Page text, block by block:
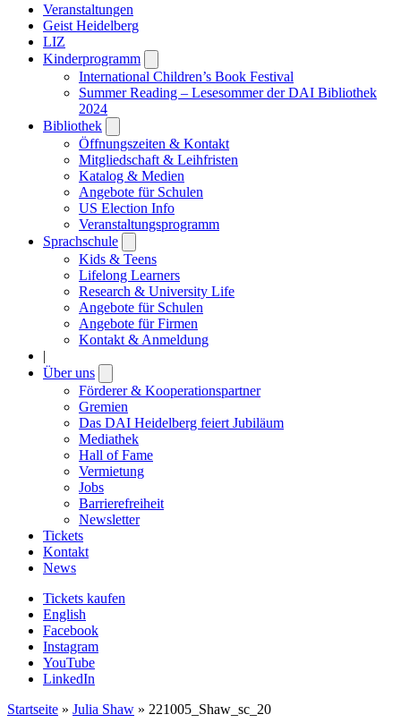
Veranstaltungen
Geist Heidelberg
LIZ
Kinderprogramm
submenu
International Children’s Book Festival
Summer Reading – Lesesommer der DAI Bibliothek
2024
Bibliothek
submenu
Öffnungszeiten & Kontakt
Mitgliedschaft & Leihfristen
Katalog & Medien
Angebote für Schulen
US Election Info
Veranstaltungsprogramm
Sprachschule
submenu
Kids & Teens
Lifelong Learners
Research & University Life
Angebote für Schulen
Angebote für Firmen
Kontakt & Anmeldung
|
Über uns
submenu
Förderer & Kooperationspartner
Gremien
Das DAI Heidelberg feiert Jubiläum
Mediathek
Hall of Fame
Vermietung
Jobs
Barrierefreiheit
Newsletter
Tickets
Kontakt
News
Tickets kaufen
English
Facebook
Instagram
YouTube
LinkedIn
Startseite » Julia Shaw » 221005_Shaw_sc_20